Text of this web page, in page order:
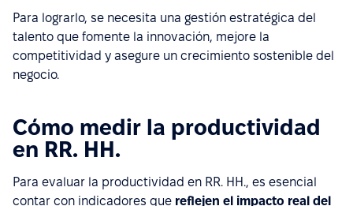
Para lograrlo, se necesita una gestión estratégica del
talento que fomente la innovación, mejore la
competitividad y asegure un crecimiento sostenible del
negocio.
Cómo medir la productividad
en RR. HH.
Para evaluar la productividad en RR. HH., es esencial
contar con indicadores que reflejen el impacto real del